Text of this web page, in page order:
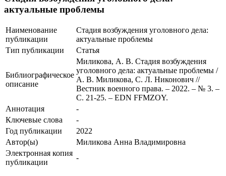
актуальные проблемы
Наименование
публикации
Стадия возбуждения уголовного дела:
актуальные проблемы
Тип публикации
Статья
Библиографическое
описание
Миликова, А. В. Стадия возбуждения
уголовного дела: актуальные проблемы /
А. В. Миликова, С. Л. Никонович //
Вестник военного права. – 2022. – № 3. –
С. 21-25. – EDN FFMZOY.
Аннотация
-
Ключевые cлова
-
Год публикации
2022
Автор(ы)
Миликова Анна Владимировна
Электронная копия
публикации
-